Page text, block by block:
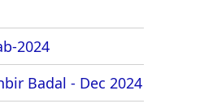
2024
Badal - Dec 2024